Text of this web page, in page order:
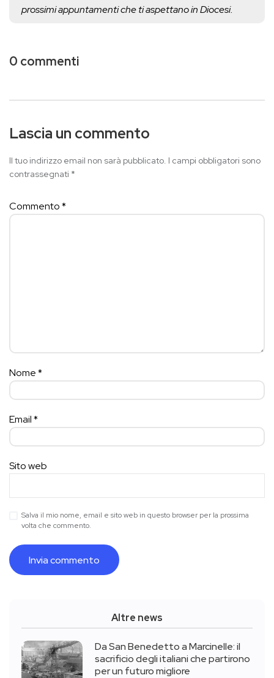
prossimi appuntamenti che ti aspettano in Diocesi.
0 commenti
Lascia un commento
Il tuo indirizzo email non sarà pubblicato. I campi obbligatori sono
contrassegnati *
Commento*
Nome*
Email*
Sito web
Salva il mio nome, email e sito web in questo browser per la prossima
volta che commento.
Altre news
Da San Benedetto a Marcinelle: il
sacrificio degli italiani che partirono
per un futuro migliore